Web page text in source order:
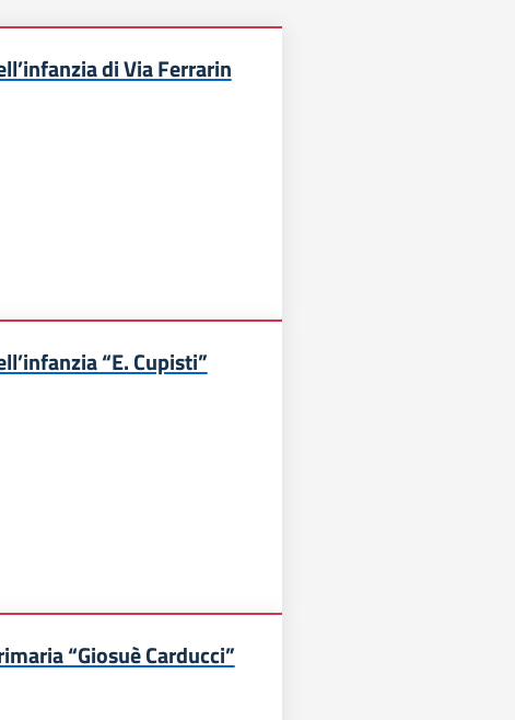
di Via Ferrarin
“E. Cupisti”
“Giosuè Carducci”